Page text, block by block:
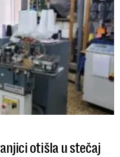
otišla u stečaj